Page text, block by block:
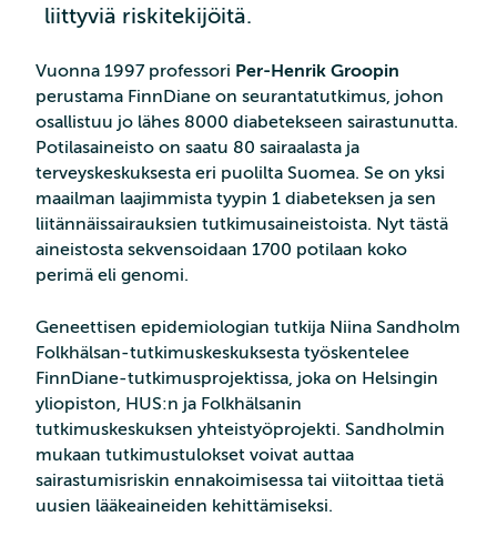
liittyviä riskitekijöitä.
Vuonna 1997 professori Per-Henrik Groopin
perustama FinnDiane on seurantatutkimus, johon
osallistuu jo lähes 8000 diabetekseen sairastunutta.
Potilasaineisto on saatu 80 sairaalasta ja
terveyskeskuksesta eri puolilta Suomea. Se on yksi
maailman laajimmista tyypin 1 diabeteksen ja sen
liitännäissairauksien tutkimusaineistoista. Nyt tästä
aineistosta sekvensoidaan 1700 potilaan koko
perimä eli genomi.
Geneettisen epidemiologian tutkija Niina Sandholm
Folkhälsan-tutkimuskeskuksesta työskentelee
FinnDiane-tutkimusprojektissa, joka on Helsingin
yliopiston, HUS:n ja Folkhälsanin
tutkimuskeskuksen yhteistyöprojekti. Sandholmin
mukaan tutkimustulokset voivat auttaa
sairastumisriskin ennakoimisessa tai viitoittaa tietä
uusien lääkeaineiden kehittämiseksi.